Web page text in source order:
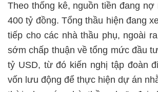
Theo thống kê, nguồn tiền đang nợ
400 tỷ đồng. Tổng thầu hiện đang
tiếp cho các nhà thầu phụ, ngoài
sớm chấp thuận về tổng mức đầu
tỷ USD, từ đó kiến nghị tập đoàn
vốn lưu động để thực hiện dự án